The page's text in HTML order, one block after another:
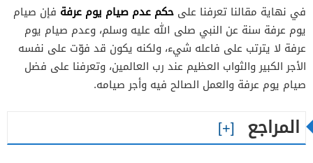
في نهاية مقالنا تعرفنا على حكم عدم صيام يوم عرفة فإن صيام
يوم عرفة سنة عن النبي صلى الله عليه وسلم، وعدم صيام يوم
عرفة لا يترتب على فاعله شيء، ولكنه يكون قد فوّت على نفسه
الأجر الكبير والثواب العظيم عند رب العالمين، وتعرفنا على فضل
صيام يوم عرفة والعمل الصالح فيه وأجر صيامه.
المراجع